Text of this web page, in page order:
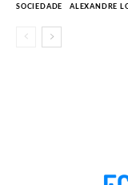
SOCIEDADE ALEXANDRE